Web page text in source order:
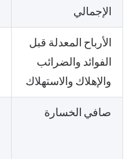
الإجمالي
الأرباح المعدلة قبل
الفوائد والضرائب
والإهلاك والاستهلاك
صافي الخسارة